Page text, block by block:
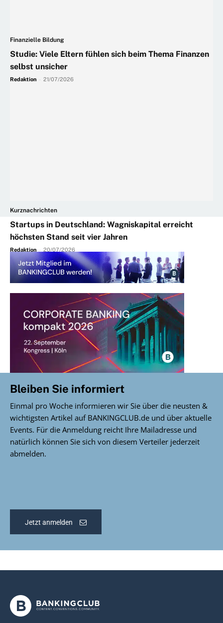
Finanzielle Bildung
Studie: Viele Eltern fühlen sich beim Thema Finanzen
selbst unsicher
Redaktion 21/07/2026
Kurznachrichten
Startups in Deutschland: Wagniskapital erreicht
höchsten Stand seit vier Jahren
Redaktion - 20/07/2026
Bleiben Sie informiert
Einmal pro Woche informieren wir Sie über die neusten &
wichtigsten Artikel auf BANKINGCLUB.de und über aktuelle
Events. Für die Anmeldung reicht Ihre Mailadresse und
natürlich können Sie sich von diesem Verteiler jederzeit
abmelden.
Jetzt anmelden